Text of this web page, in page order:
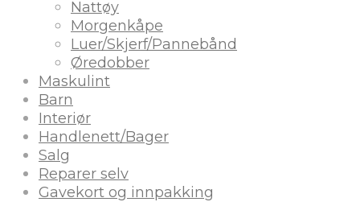
Nattøy
Morgenkåpe
Luer/Skjerf/Pannebånd
Øredobber
Maskulint
Barn
Interiør
Handlenett/Bager
Salg
Reparer selv
Gavekort og innpakking